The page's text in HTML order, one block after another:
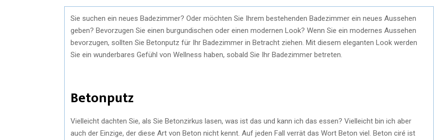
Sie suchen ein neues Badezimmer? Oder möchten Sie Ihrem bestehenden Badezimmer ein neues Aussehen
geben? Bevorzugen Sie einen burgundischen oder einen modernen Look? Wenn Sie ein modernes Aussehen
bevorzugen, sollten Sie Betonputz für Ihr Badezimmer in Betracht ziehen. Mit diesem eleganten Look werden
Sie ein wunderbares Gefühl von Wellness haben, sobald Sie Ihr Badezimmer betreten.
Betonputz
Vielleicht dachten Sie, als Sie Betonzirkus lasen, was ist das und kann ich das essen? Vielleicht bin ich aber
auch der Einzige, der diese Art von Beton nicht kennt. Auf jeden Fall verrät das Wort Beton viel. Beton ciré ist